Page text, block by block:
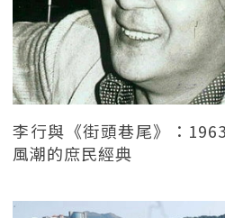
李行與《街頭巷尾》：
風潮的庶民經典